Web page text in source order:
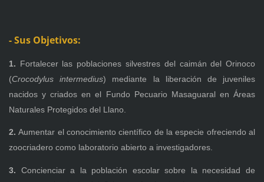
- Sus Objetivos:
1. Fortalecer las poblaciones silvestres del caimán del Orinoco
(Crocodylus intermedius) mediante la liberación de juveniles
nacidos y criados en el Fundo Pecuario Masaguaral en Áreas
Naturales Protegidos del Llano.
2. Aumentar el conocimiento científico de la especie ofreciendo al
zoocriadero como laboratorio abierto a investigadores.
3. Concienciar a la población escolar sobre la necesidad de